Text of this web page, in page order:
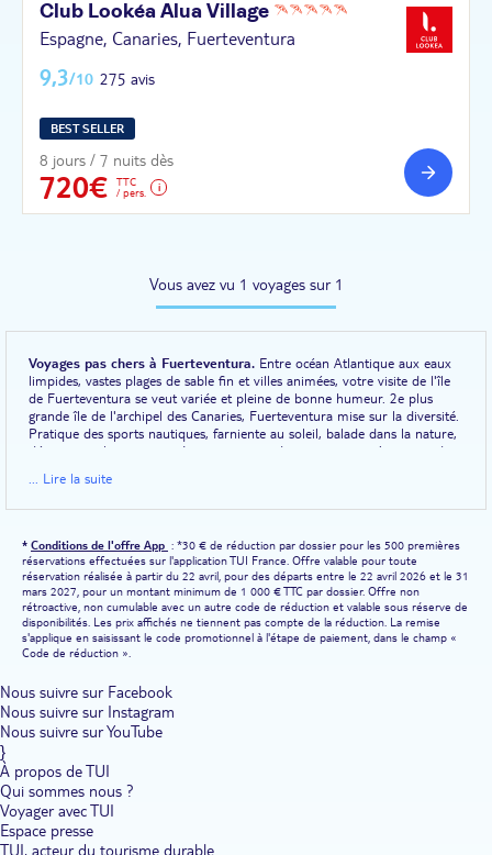
Club Lookéa Alua Village
Espagne, Canaries, Fuerteventura
9,3/10 275 avis
BEST SELLER
8 jours / 7 nuits dès
720€
TTC
/ pers.
Vous avez vu 1 voyages sur 1
Voyages pas chers à Fuerteventura. Entre océan Atlantique aux eaux
limpides, vastes plages de sable fin et villes animées, votre visite de l'île
de Fuerteventura se veut variée et pleine de bonne humeur. 2e plus
grande île de l'archipel des Canaries, Fuerteventura mise sur la diversité.
Pratique des sports nautiques, farniente au soleil, balade dans la nature,
découvertes historiques... Le programme de vos vacances s'annonce des
accompagner dans votre choix, TUI met à votre disposition une liste
Corralejo. Tout proche du parc aquatique où vous pouvez passer
d'agréables moments en famille, il vous donne accès à 2 vastes piscines.
Au RIU Palace Jandia, c'est l'une des plus belles plages qui s'offre à vous.
Logez à 600 m de la station balnéaire de Morro Jable et profitez
pleinement des bienfaits de la mer toute proche.
Une excursion au cœur de l'île.
Si le bord de mer est parfait pour la
charmants villages à la découverte de la culture locale. Commencez votre
excursion par la plus ancienne des villes de l'île : Antigua. Ici, les maisons
à l'architecture sobre peuplent les rues authentiques. Visitez les jardins
de cactus, les ruelles étroites et les places pleines de charme. Quelques
Isidore le Laboureur ou encore Notre-Dame de Guadeloupe, rythment
votre promenade. Poursuivez votre périple par la ville de Betancuria. Le
romantisme est de mise et la cité figure parmi les plus belles de l'île.
Ruelles et jardins sont propices à la balade et à la détente. Visitez les
ruines du monastère Saint-Bonaventure, l'église Sainte Marie, et partez à
... Lire la suite
* Conditions de l'offre App : *30 € de réduction par dossier pour les 500 premières
réservations effectuées sur l'application TUI France. Offre valable pour toute
réservation réalisée à partir du 22 avril, pour des départs entre le 22 avril 2026 et le 31
mars 2027, pour un montant minimum de 1 000 € TTC par dossier. Offre non
rétroactive, non cumulable avec un autre code de réduction et valable sous réserve de
disponibilités. Les prix affichés ne tiennent pas compte de la réduction. La remise
s'applique en saisissant le code promotionnel à l'étape de paiement, dans le champ «
Code de réduction ».
Nous suivre sur Facebook
Nous suivre sur Instagram
Nous suivre sur YouTube
}
À propos de TUI
Qui sommes nous ?
Voyager avec TUI
Espace presse
TUI, acteur du tourisme durable